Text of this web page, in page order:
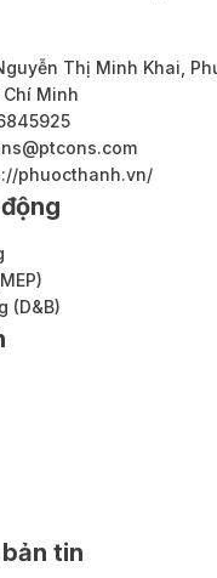
Thị Minh Khai,
Minh
phuocthanh.vn/
(D&B)
tin